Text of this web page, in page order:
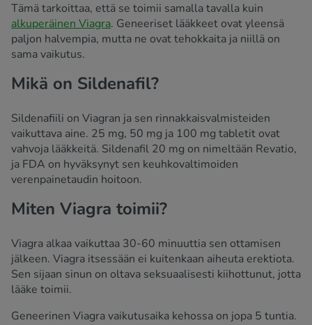
Tämä tarkoittaa, että se toimii samalla tavalla kuin
alkuperäinen Viagra. Geneeriset lääkkeet ovat yleensä
paljon halvempia, mutta ne ovat tehokkaita ja niillä on
sama vaikutus.
Mikä on Sildenafil?
Sildenafiili on Viagran ja sen rinnakkaisvalmisteiden
vaikuttava aine. 25 mg, 50 mg ja 100 mg tabletit ovat
vahvoja lääkkeitä. Sildenafil 20 mg on nimeltään Revatio,
ja FDA on hyväksynyt sen keuhkovaltimoiden
verenpainetaudin hoitoon.
Miten Viagra toimii?
Viagra alkaa vaikuttaa 30-60 minuuttia sen ottamisen
jälkeen. Viagra itsessään ei kuitenkaan aiheuta erektiota.
Sen sijaan sinun on oltava seksuaalisesti kiihottunut, jotta
lääke toimii.
Geneerinen Viagra vaikutusaika kehossa on jopa 5 tuntia.